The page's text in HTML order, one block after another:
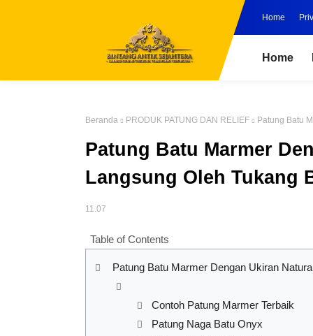
Home
Home
Beranda PRODUK PATUNG DAN RELIEF Patung Batu
Patung Batu Marmer
Langsung Oleh Tukang
11.07
Table of Contents
Patung Batu Marmer Dengan Ukiran
Contoh Patung Marmer Terbaik
Patung Naga Batu Onyx